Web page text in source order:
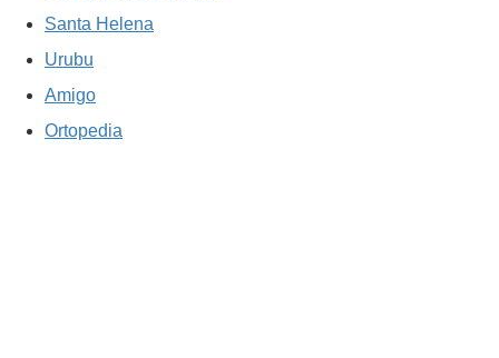
Santa Helena
Urubu
Amigo
Ortopedia